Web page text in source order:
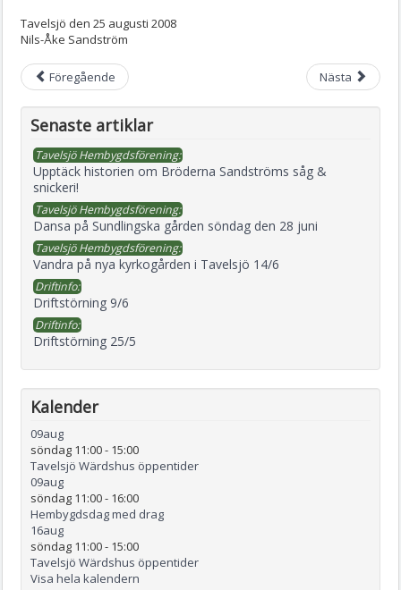
Tavelsjö den 25 augusti 2008
Nils-Åke Sandström
Föregående Nästa
Senaste artiklar
Tavelsjö Hembygdsförening:
Upptäck historien om Bröderna Sandströms såg &
snickeri!
Tavelsjö Hembygdsförening:
Dansa på Sundlingska gården söndag den 28 juni
Tavelsjö Hembygdsförening:
Vandra på nya kyrkogården i Tavelsjö 14/6
Driftinfo:
Driftstörning 9/6
Driftinfo:
Driftstörning 25/5
Kalender
09aug
söndag 11:00- 15:00
Tavelsjö Wärdshus öppentider
09aug
söndag 11:00- 16:00
Hembygdsdag med drag
16aug
söndag 11:00- 15:00
Tavelsjö Wärdshus öppentider
Visa hela kalendern